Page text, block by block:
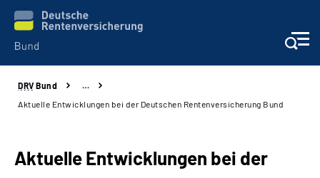
Beratung & Kontakt
DRV Bund
…
Aktuelle Entwicklungen bei der Deutschen Rentenversicherung Bund
Aktuelle Entwicklungen bei der